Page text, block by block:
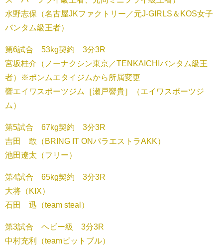
水野志保（名古屋JKファクトリー／元J-GIRLS＆KOS女子
バンタム級王者）
第6試合 53kg契約 3分3R
宮坂桂介（ノーナクシン東京／TENKAICHIバンタム級王
者）※ポンムエタイジムから所属変更
響エイワスポーツジム［瀬戸響貴］（エイワスポーツジ
ム）
第5試合 67kg契約 3分3R
吉田 敢（BRING IT ONパラエストラ​AKK）
池田遼太（フリー）
第4試合 65kg契約 3分3R
大将（KIX）
石田 迅（team steal）
第3試合 ヘビー級 3分3R
中村充利（teamピットブル）